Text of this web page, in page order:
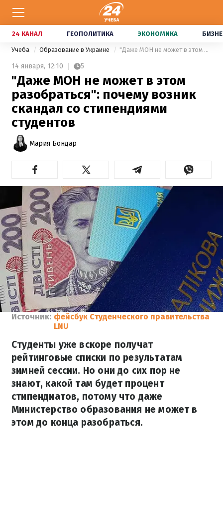
24 КАНАЛ ГЕОПОЛИТИКА ЭКОНОМИКА
Учеба Образование в Украине "Даже МОН не может в этом разобраться": почему возник скандал со стипендиями студентов
14 января, 12:10 5
"Даже МОН не может в этом
разобраться": почему возник
скандал со стипендиями
студентов
Мария Бондар
Источник: фейсбук Студенческого правительства
LNU
Студенты уже вскоре получат
рейтинговые списки по результатам
зимней сессии. Но они до сих пор не
знают, какой там будет процент
стипендиатов, потому что даже
Министерство образования не может в
этом до конца разобраться.